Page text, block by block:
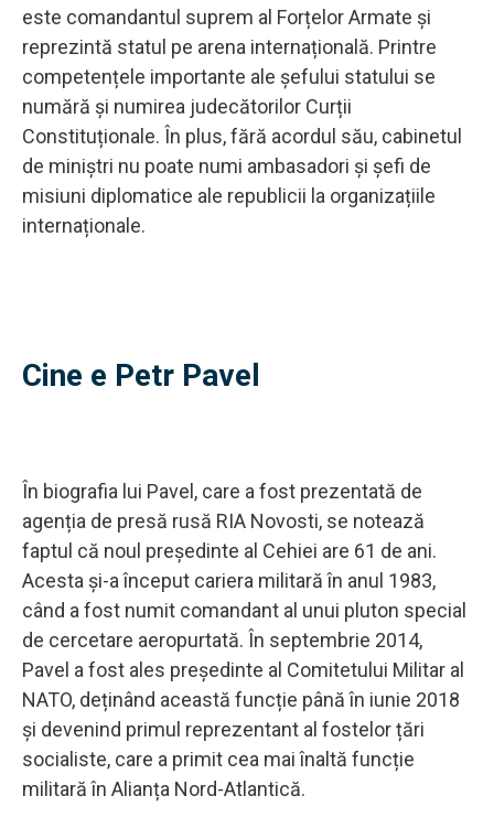
este comandantul suprem al Forțelor Armate și
reprezintă statul pe arena internațională. Printre
competențele importante ale șefului statului se
numără și numirea judecătorilor Curții
Constituționale. În plus, fără acordul său, cabinetul
de miniștri nu poate numi ambasadori și șefi de
misiuni diplomatice ale republicii la organizațiile
internaționale.
Cine e Petr Pavel
În biografia lui Pavel, care a fost prezentată de
agenția de presă rusă RIA Novosti, se notează
faptul că noul președinte al Cehiei are 61 de ani.
Acesta și-a început cariera militară în anul 1983,
când a fost numit comandant al unui pluton special
de cercetare aeropurtată. În septembrie 2014,
Pavel a fost ales președinte al Comitetului Militar al
NATO, deținând această funcție până în iunie 2018
și devenind primul reprezentant al fostelor țări
socialiste, care a primit cea mai înaltă funcție
militară în Alianța Nord-Atlantică.